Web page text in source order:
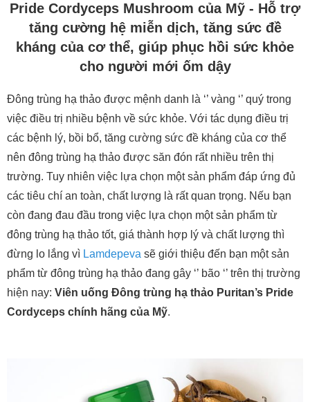
Pride Cordyceps Mushroom của Mỹ - Hỗ trợ
tăng cường hệ miễn dịch, tăng sức đề
kháng của cơ thể, giúp phục hồi sức khỏe
cho người mới ốm dậy
Đông trùng hạ thảo được mệnh danh là ‘’ vàng ‘’ quý trong
việc điều trị nhiều bệnh về sức khỏe. Với tác dụng điều trị
các bệnh lý, bồi bổ, tăng cường sức đề kháng của cơ thể
nên đông trùng hạ thảo được săn đón rất nhiều trên thị
trường. Tuy nhiên việc lựa chọn một sản phẩm đáp ứng đủ
các tiêu chí an toàn, chất lượng là rất quan trọng. Nếu bạn
còn đang đau đầu trong việc lựa chọn một sản phẩm từ
đông trùng hạ thảo tốt, giá thành hợp lý và chất lượng thì
đừng lo lắng vì Lamdepeva sẽ giới thiệu đến bạn một sản
phẩm từ đông trùng hạ thảo đang gây ‘’ bão ‘’ trên thị trường
hiện nay: Viên uống Đông trùng hạ thảo Puritan’s Pride
Cordyceps chính hãng của Mỹ.